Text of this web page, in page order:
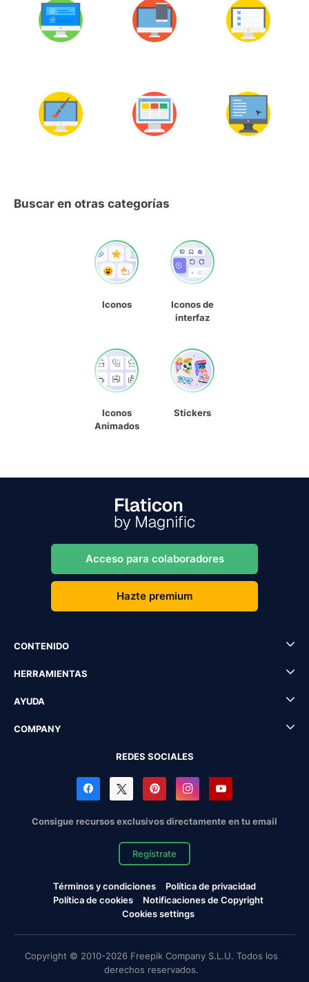
Buscar en otras categorías
Iconos
Iconos de
interfaz
Iconos
Animados
Stickers
Acceso para colaboradores
Hazte premium
CONTENIDO
HERRAMIENTAS
AYUDA
COMPANY
REDES SOCIALES
Consigue recursos exclusivos directamente en tu email
Regístrate
Términos y condiciones
Política de privacidad
Política de cookies
Notificaciones de Copyright
Cookies settings
Copyright © 2010-2026 Freepik Company S.L.U. Todos los
derechos reservados.